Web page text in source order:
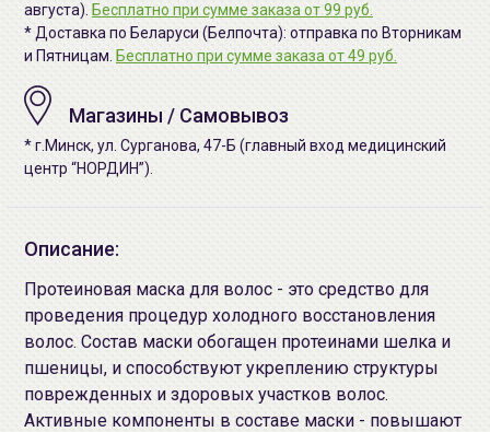
августа). Бесплатно при сумме заказа от 99 руб.
* Доставка по Беларуси (Белпочта): отправка по Вторникам
и Пятницам. Бесплатно при сумме заказа от 49 руб.
Магазины / Самовывоз
* г.Минск, ул. Сурганова, 47-Б (главный вход медицинский
центр “НОРДИН”).
Описание:
Протеиновая маска для волос - это средство для
проведения процедур холодного восстановления
волос. Состав маски обогащен протеинами шелка и
пшеницы, и способствуют укреплению структуры
поврежденных и здоровых участков волос.
Активные компоненты в составе маски - повышают